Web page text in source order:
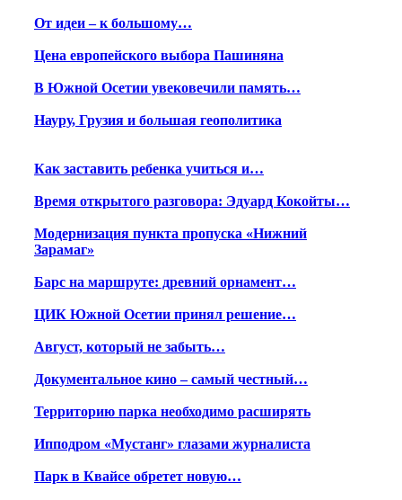
От идеи – к большому…
Цена европейского выбора Пашиняна
В Южной Осетии увековечили память…
Науру, Грузия и большая геополитика
Как заставить ребенка учиться и…
Время открытого разговора: Эдуард Кокойты…
Модернизация пункта пропуска «Нижний
Зарамаг»
Барс на маршруте: древний орнамент…
ЦИК Южной Осетии принял решение…
Август, который не забыть…
Документальное кино – самый честный…
Территорию парка необходимо расширять
Ипподром «Мустанг» глазами журналиста
Парк в Квайсе обретет новую…